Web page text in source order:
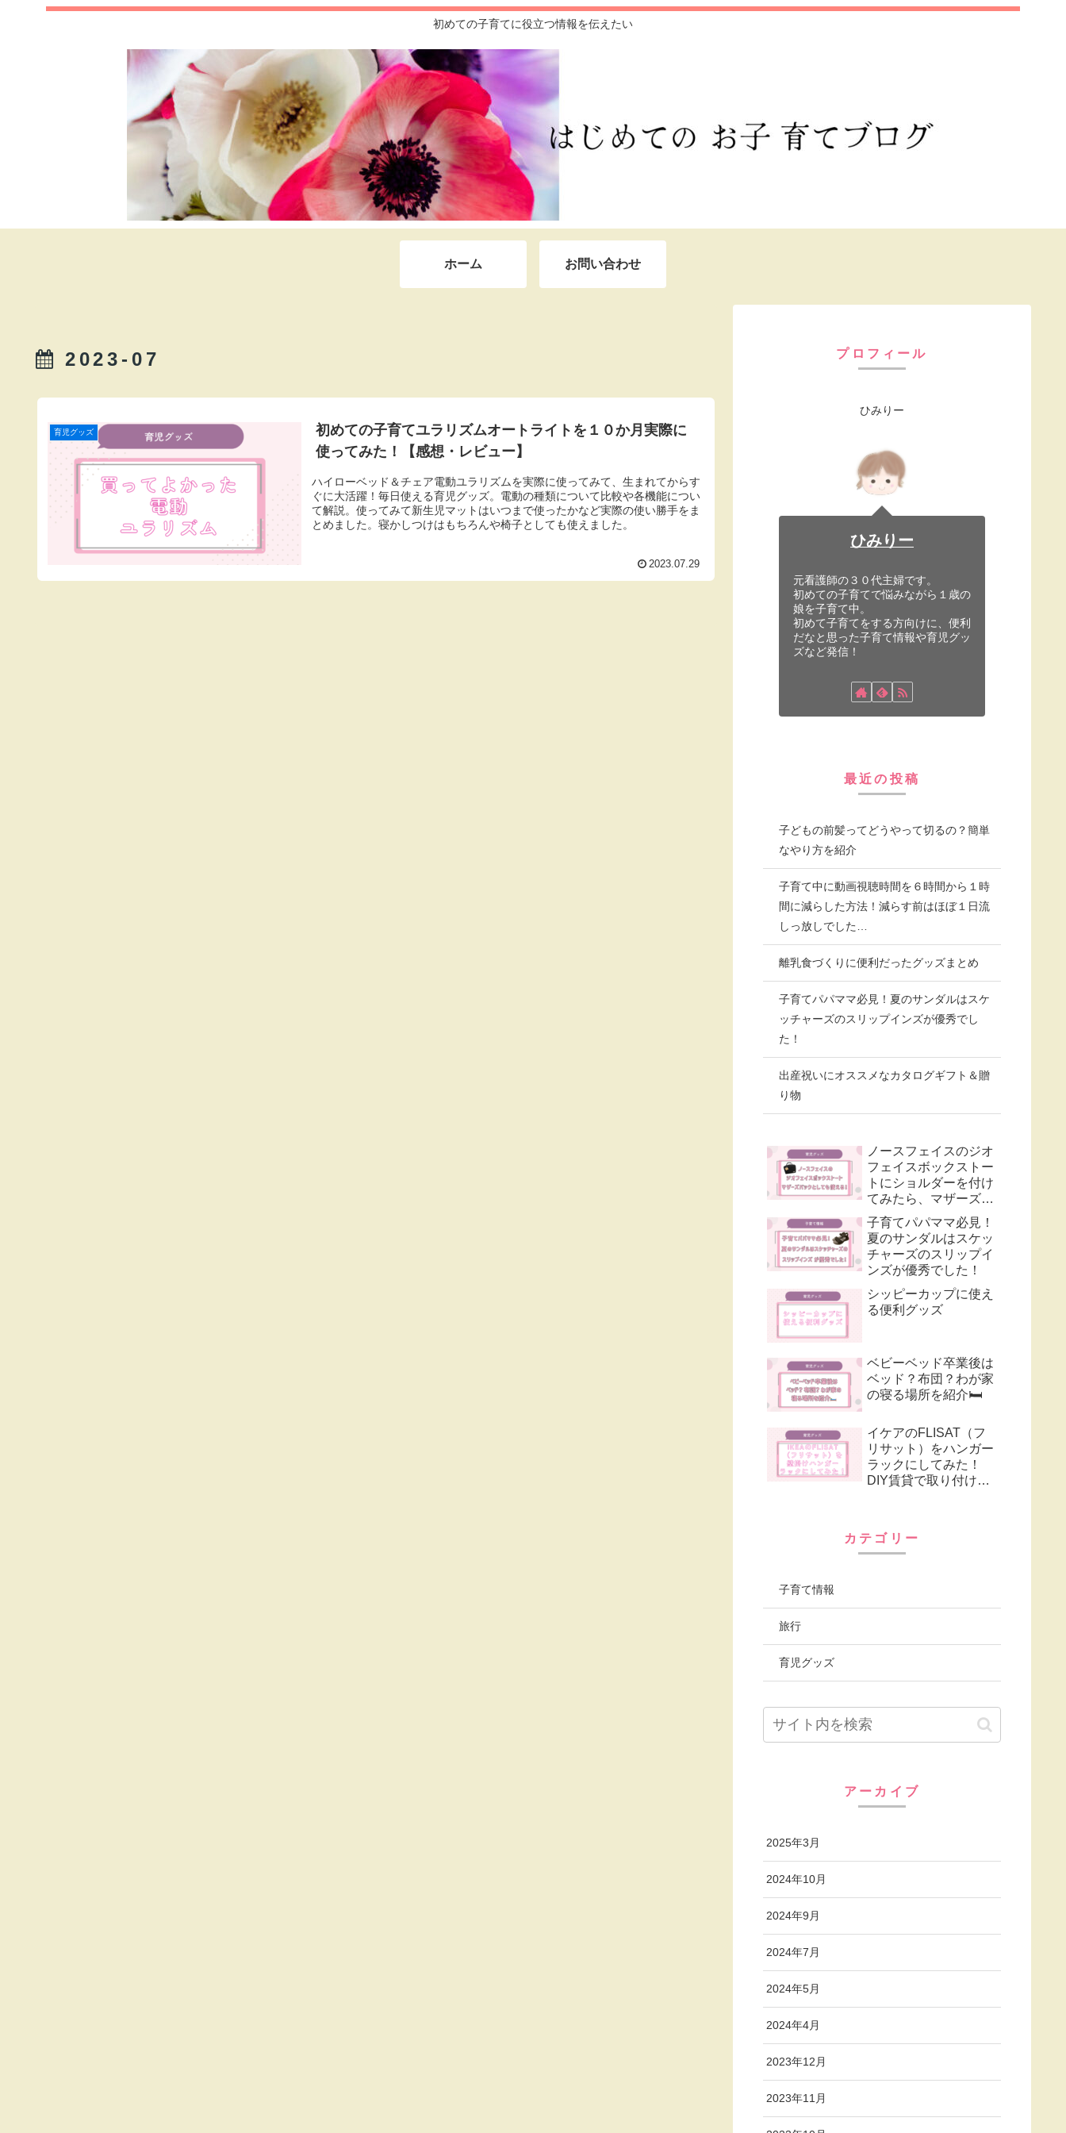
初めての子育てに役立つ情報を伝えたい
ホーム お問い合わせ
2023-07
育児グッズ
初めての子育てユラリズムオートライトを１０か月実際に
使ってみた！【感想・レビュー】
ハイローベッド＆チェア電動ユラリズムを実際に使ってみて、生まれてからす
ぐに大活躍！毎日使える育児グッズ。電動の種類について比較や各機能につい
て解説。使ってみて新生児マットはいつまで使ったかなど実際の使い勝手をま
とめました。寝かしつけはもちろんや椅子としても使えました。
2023.07.29
プロフィール
ひみりー
ひみりー
元看護師の３０代主婦です。
初めての子育てで悩みながら１歳の
娘を子育て中。
初めて子育てをする方向けに、便利
だなと思った子育て情報や育児グッ
ズなど発信！
最近の投稿
子どもの前髪ってどうやって切るの？簡単
なやり方を紹介
子育て中に動画視聴時間を６時間から１時
間に減らした方法！減らす前はほぼ１日流
しっ放しでした…
離乳食づくりに便利だったグッズまとめ
子育てパパママ必見！夏のサンダルはスケ
ッチャーズのスリップインズが優秀でし
た！
出産祝いにオススメなカタログギフト＆贈
り物
ノースフェイスのジオ
フェイスボックストー
トにショルダーを付け
てみたら、マザーズバ
ックとして使いやす
い！
子育てパパママ必見！
夏のサンダルはスケッ
チャーズのスリップイ
ンズが優秀でした！
シッピーカップに使え
る便利グッズ
ベビーベッド卒業後は
ベッド？布団？わが家
の寝る場所を紹介🛏
イケアのFLISAT（フ
リサット）をハンガー
ラックにしてみた！
DIY賃貸で取り付ける
カテゴリー
子育て情報
旅行
育児グッズ
アーカイブ
2025年3月
2024年10月
2024年9月
2024年7月
2024年5月
2024年4月
2023年12月
2023年11月